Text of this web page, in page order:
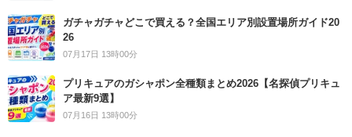
ガチャガチャどこで買える？全国エリア別設置場所ガイド20
26
07月17日 13時00分
プリキュアのガシャポン全種類まとめ2026【名探偵プリキュ
ア最新9選】
07月16日 13時00分